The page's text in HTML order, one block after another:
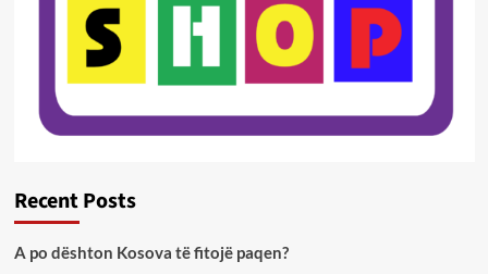
Recent Posts
A po dështon Kosova të fitojë paqen?